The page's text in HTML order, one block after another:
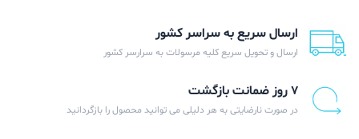
ارسال سریع به سراسر کشور
ارسال و تحویل سریع کلیه مرسولات به سرارسر کشور
۷ روز ضمانت بازگشت
در صورت نارضایتی به هر دلیلی می توانید محصول را بازگردانید